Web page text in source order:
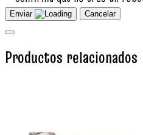
Enviar Cancelar
Productos relacionados